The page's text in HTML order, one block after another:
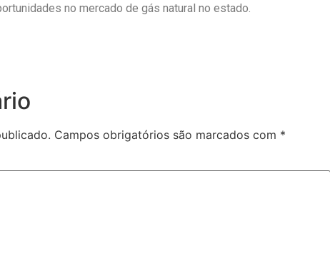
no mercado de gás natural no estado.
Campos obrigatórios são marcados com *